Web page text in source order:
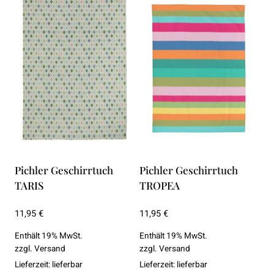
Pichler Geschirrtuch
TARIS
11,95€
Enthält 19% MwSt.
zzgl. Versand
Lieferzeit: lieferbar
Pichler Geschirrtuch
TROPEA
11,95€
Enthält 19% MwSt.
zzgl. Versand
Lieferzeit: lieferbar